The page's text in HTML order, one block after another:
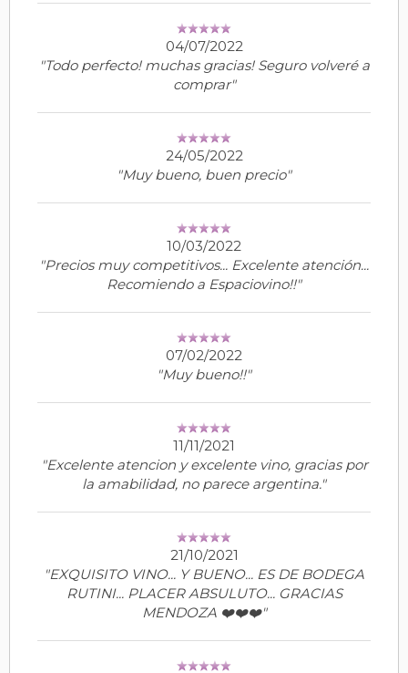
04/07/2022
"Todo perfecto! muchas gracias! Seguro volveré a
comprar"
24/05/2022
"Muy bueno, buen precio"
10/03/2022
"Precios muy competitivos... Excelente atención...
Recomiendo a Espaciovino!!"
07/02/2022
"Muy bueno!!"
11/11/2021
"Excelente atencion y excelente vino, gracias por
la amabilidad, no parece argentina."
21/10/2021
"EXQUISITO VINO... Y BUENO... ES DE BODEGA
RUTINI... PLACER ABSULUTO... GRACIAS
MENDOZA ❤️❤️❤️"